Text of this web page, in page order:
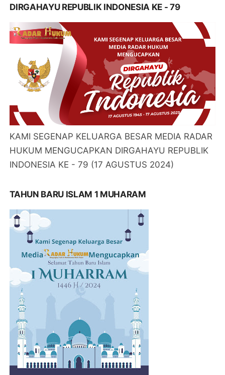
DIRGAHAYU REPUBLIK INDONESIA KE - 79
KAMI SEGENAP KELUARGA BESAR MEDIA RADAR
HUKUM MENGUCAPKAN DIRGAHAYU REPUBLIK
INDONESIA KE - 79 (17 AGUSTUS 2024)
TAHUN BARU ISLAM 1 MUHARAM